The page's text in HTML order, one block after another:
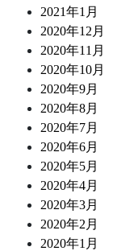
2021年1月
2020年12月
2020年11月
2020年10月
2020年9月
2020年8月
2020年7月
2020年6月
2020年5月
2020年4月
2020年3月
2020年2月
2020年1月